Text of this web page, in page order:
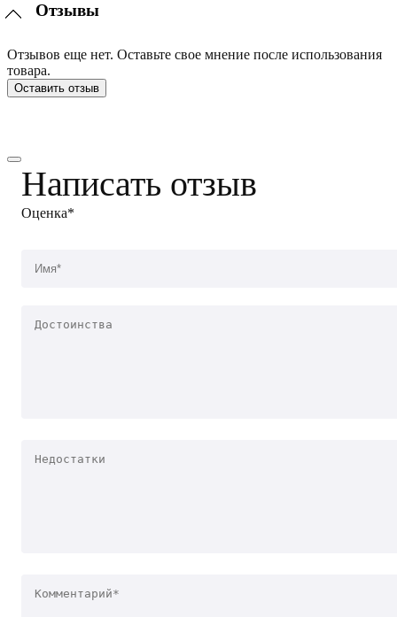
Отзывы
Отзывов еще нет. Оставьте свое мнение после использования
товара.
Оставить отзыв
Написать отзыв
Оценка*